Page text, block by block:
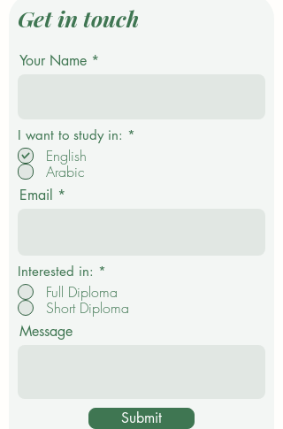
Get in touch
Your Name
I want to study in: *
English
Arabic
Email
Interested in: *
Full Diploma
Short Diploma
Message
Submit